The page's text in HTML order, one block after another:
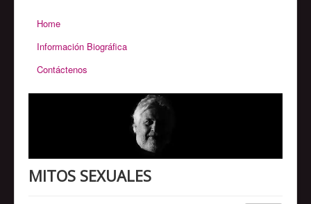
Home
Información Biográfica
Contáctenos
MITOS SEXUALES